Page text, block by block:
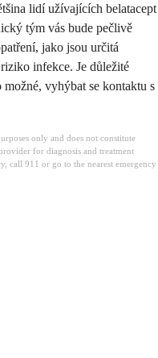
lidí užívajících belatacept
tým vás bude pečlivě
jako jsou určitá
infekce. Je důležité
vyhýbat se kontaktu s
only and does not constitute
for diagnosis and treatment
call 911 or go to the nearest emergency